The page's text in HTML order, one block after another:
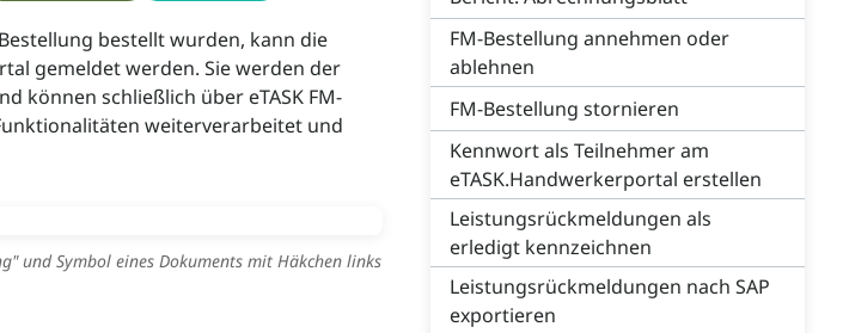
bestellt wurden, kann die
gemeldet werden. Sie werden der
können schließlich über eTASK FM-
weiterverarbeitet und
und Symbol eines Dokuments mit Häkchen links
FM-Bestellung annehmen oder
ablehnen
FM-Bestellung stornieren
Kennwort als Teilnehmer am
eTASK.Handwerkerportal erstellen
Leistungsrückmeldungen als
erledigt kennzeichnen
Leistungsrückmeldungen nach SAP
exportieren